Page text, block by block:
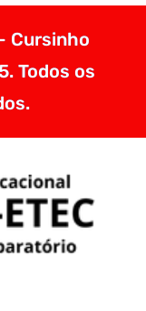
Cursinho
Todos os